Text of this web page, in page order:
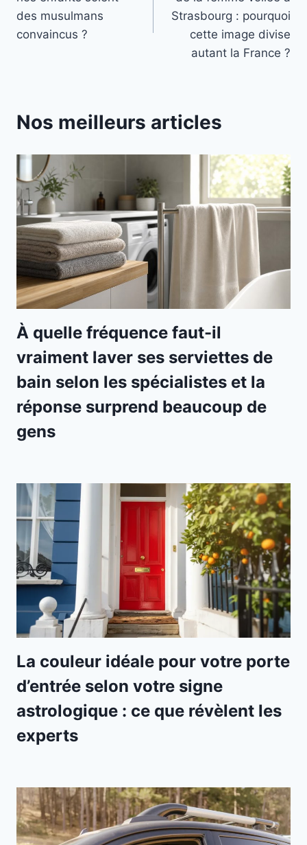
l’article
des musulmans
convaincus ?
Strasbourg : pourquoi
cette image divise
autant la France ?
Nos meilleurs articles
À quelle fréquence faut-il
vraiment laver ses serviettes de
bain selon les spécialistes et la
réponse surprend beaucoup de
gens
La couleur idéale pour votre porte
d’entrée selon votre signe
astrologique : ce que révèlent les
experts